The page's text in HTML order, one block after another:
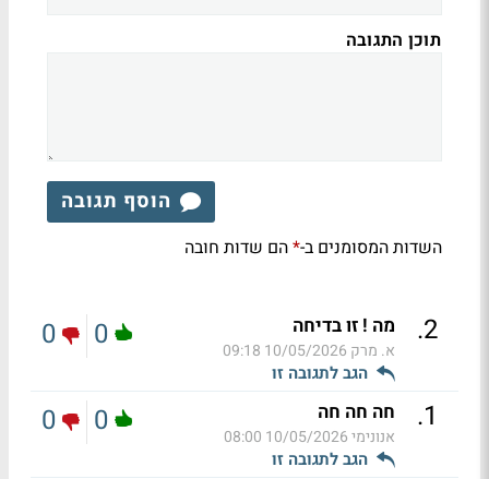
תוכן התגובה
הוסף תגובה
השדות המסומנים ב-*הם שדות חובה
2
. מה ! זו בדיחה
א. מרק 10/05/2026 09:18
הגב לתגובה זו
0
0
1
. חה חה חה
אנונימי10/05/2026 08:00
הגב לתגובה זו
0
0